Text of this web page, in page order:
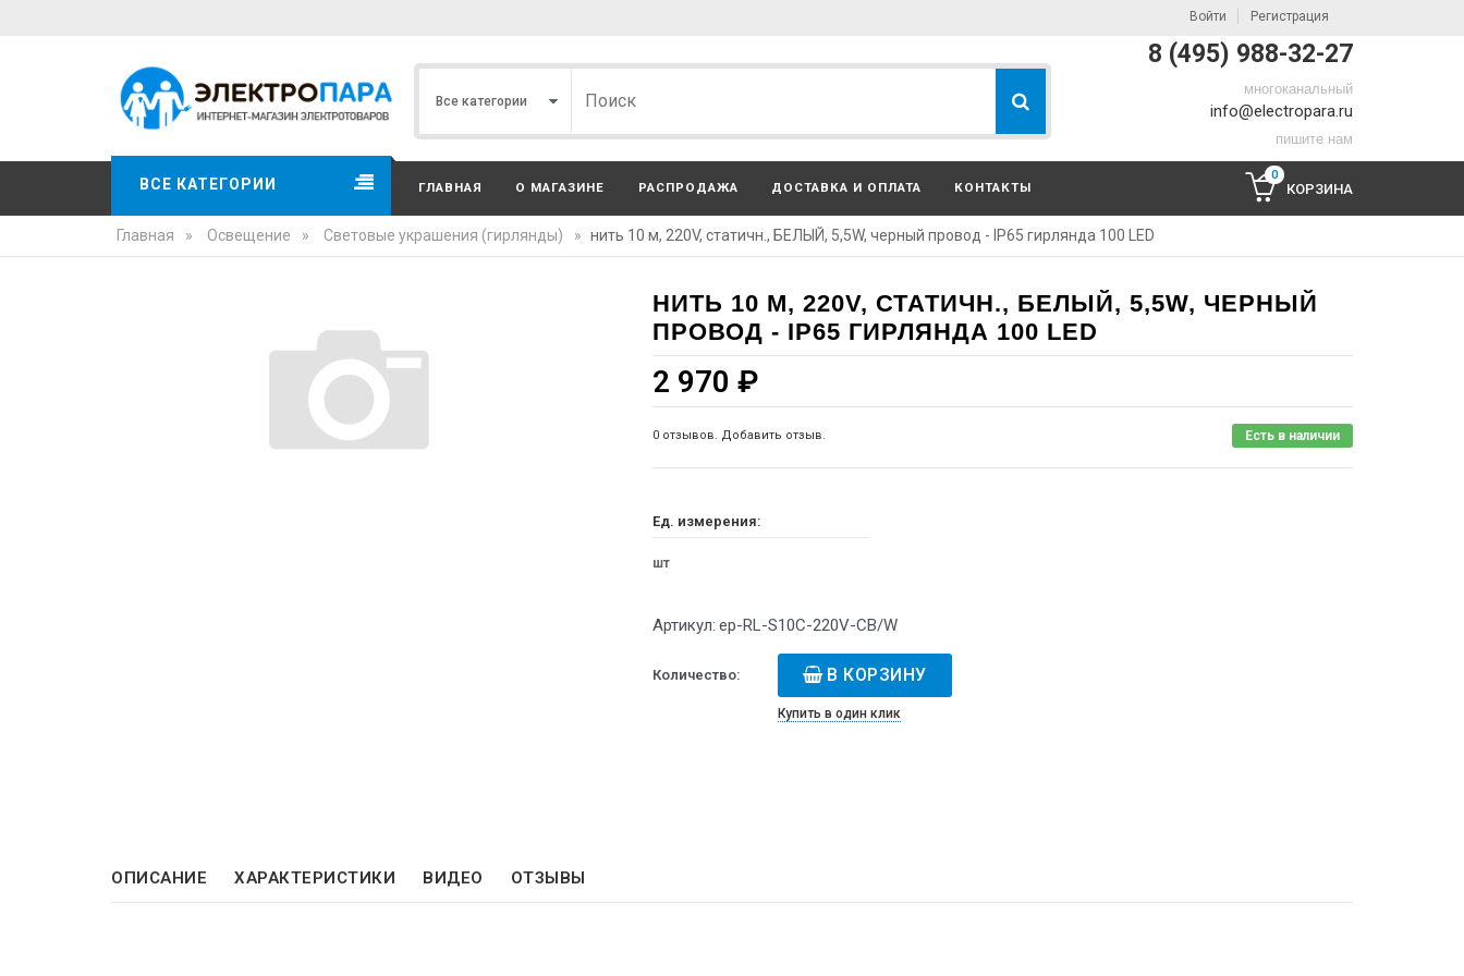
Войти Регистрация
8 (495) 988-32-27
многоканальный
info@electropara.ru
пишите нам
ВСЕ КАТЕГОРИИ ГЛАВНАЯ О МАГАЗИНЕ РАСПРОДАЖА ДОСТАВКА И ОПЛАТА КОНТАКТЫ
0
КОРЗИНА
Главная » Освещение » Световые украшения (гирлянды) » нить 10 м, 220V, статичн., БЕЛЫЙ, 5,5W, черный провод - IP65 гирлянда 100 LED
НИТЬ 10 М, 220V, СТАТИЧН., БЕЛЫЙ, 5,5W, ЧЕРНЫЙ
ПРОВОД - IP65 ГИРЛЯНДА 100 LED
2 970 ₽
0 отзывов. Добавить отзыв. Есть в наличии
Ед. измерения:
шт
Артикул: ep-RL-S10C-220V-CB/W
Количество: В КОРЗИНУ
Купить в один клик
ОПИСАНИЕ ХАРАКТЕРИСТИКИ ВИДЕО ОТЗЫВЫ